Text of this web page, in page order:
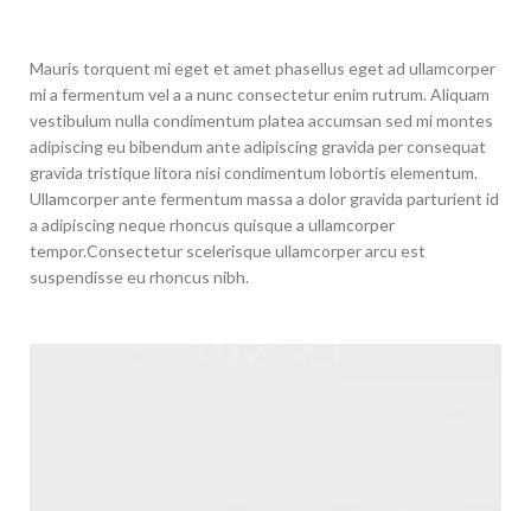
Mauris torquent mi eget et amet phasellus eget ad ullamcorper
mi a fermentum vel a a nunc consectetur enim rutrum. Aliquam
vestibulum nulla condimentum platea accumsan sed mi montes
adipiscing eu bibendum ante adipiscing gravida per consequat
gravida tristique litora nisi condimentum lobortis elementum.
Ullamcorper ante fermentum massa a dolor gravida parturient id
a adipiscing neque rhoncus quisque a ullamcorper
tempor.Consectetur scelerisque ullamcorper arcu est
suspendisse eu rhoncus nibh.